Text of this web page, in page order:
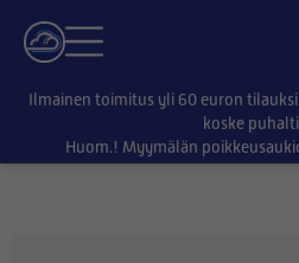
Ilmainen toimitus yli 60 euron
koske
Huom.! Myymälän